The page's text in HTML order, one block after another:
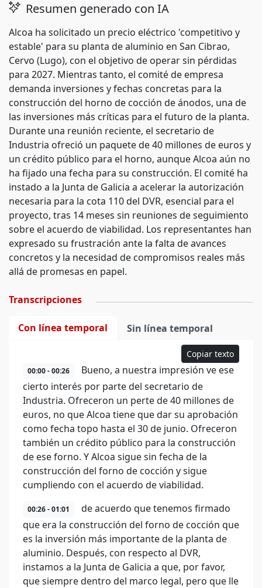
Resumen generado con IA
Alcoa ha solicitado un precio eléctrico 'competitivo y
estable' para su planta de aluminio en San Cibrao,
Cervo (Lugo), con el objetivo de operar sin pérdidas
para 2027. Mientras tanto, el comité de empresa
demanda inversiones y fechas concretas para la
construcción del horno de cocción de ánodos, una de
las inversiones más críticas para el futuro de la planta.
Durante una reunión reciente, el secretario de
Industria ofreció un paquete de 40 millones de euros y
un crédito público para el horno, aunque Alcoa aún no
ha fijado una fecha para su construcción. El comité ha
instado a la Junta de Galicia a acelerar la autorización
necesaria para la cota 110 del DVR, esencial para el
proyecto, tras 14 meses sin reuniones de seguimiento
sobre el acuerdo de viabilidad. Los representantes han
expresado su frustración ante la falta de avances
concretos y la necesidad de compromisos reales más
allá de promesas en papel.
Transcripciones
Con línea temporal Sin línea temporal
Copiar texto
00:00 - 00:26
Bueno, a nuestra impresión ve ese
cierto interés por parte del secretario de
Industria. Ofreceron un perte de 40 millones de
euros, no que Alcoa tiene que dar su aprobación
como fecha topo hasta el 30 de junio. Ofreceron
también un crédito público para la construcción
de ese forno. Y Alcoa sigue sin fecha de la
construcción del forno de cocción y sigue
cumpliendo con el acuerdo de viabilidad.
00:26 - 01:01
de acuerdo que tenemos firmado
que era la construcción del forno de cocción que
es la inversión más importante de la planta de
aluminio. Después, con respecto al DVR,
instamos a la Junta de Galicia a que, por favor,
que siempre dentro del marco legal, pero que lle